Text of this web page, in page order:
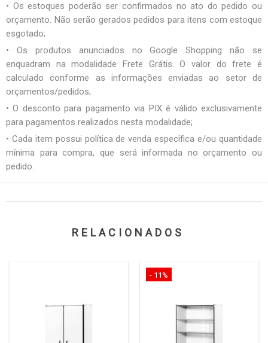
• Os estoques poderão ser confirmados no ato do pedido ou
orçamento. Não serão gerados pedidos para itens com estoque
esgotado;
• Os produtos anunciados no Google Shopping não se
enquadram na modalidade Frete Grátis. O valor do frete é
calculado conforme as informações enviadas ao setor de
orçamentos/pedidos;
• O desconto para pagamento via PIX é válido exclusivamente
para pagamentos realizados nesta modalidade;
• Cada item possui política de venda específica e/ou quantidade
mínima para compra, que será informada no orçamento ou
pedido.
RELACIONADOS
- 11%